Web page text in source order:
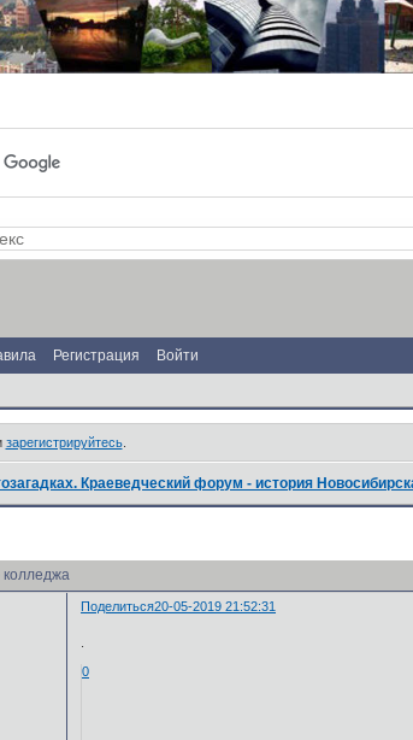
Регистрация Войти
зарегистрируйтесь.
Краеведческий форум - история
колледжа
Поделиться20-05-2019 21:52:31
0